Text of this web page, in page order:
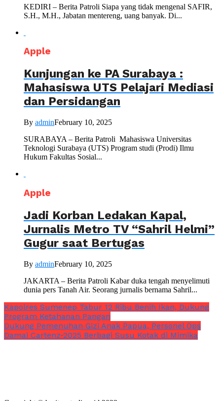
KEDIRI – Berita Patroli Siapa yang tidak mengenal SAFIR,
S.H., M.H., Jabatan mentereng, uang banyak. Di...
Apple
Kunjungan ke PA Surabaya :
Mahasiswa UTS Pelajari Mediasi
dan Persidangan
By adminFebruary 10, 2025
SURABAYA – Berita Patroli Mahasiswa Universitas
Teknologi Surabaya (UTS) Program studi (Prodi) Ilmu
Hukum Fakultas Sosial...
Apple
Jadi Korban Ledakan Kapal,
Jurnalis Metro TV “Sahril Helmi”
Gugur saat Bertugas
By adminFebruary 10, 2025
JAKARTA – Berita Patroli Kabar duka tengah menyelimuti
dunia pers Tanah Air. Seorang jurnalis bernama Sahril...
Kapolres Sumenep Tabur 12 Ribu Benih Ikan, Dukung
Program Ketahanan Pangan
Dukung Pemenuhan Gizi Anak Papua, Personel Ops
Damai Cartenz-2025 Berbagi Susu Kotak di Mimika